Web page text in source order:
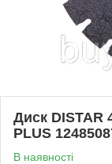
Диск DISTAR
PLUS
В наявності